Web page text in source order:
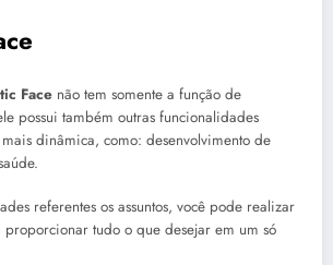
Face não tem somente a função de
possui também outras funcionalidades
dinâmica, como: desenvolvimento de
referentes os assuntos, você pode realizar
proporcionar tudo o que desejar em um só